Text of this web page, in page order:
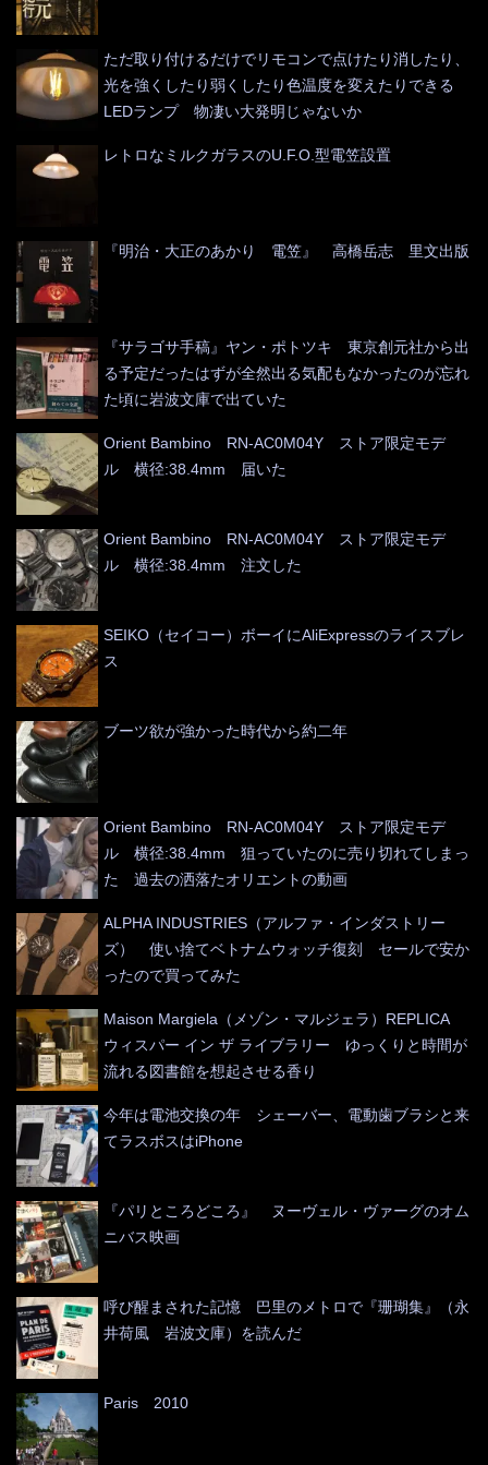
ただ取り付けるだけでリモコンで点けたり消したり、
光を強くしたり弱くしたり色温度を変えたりできる
LEDランプ 物凄い大発明じゃないか
レトロなミルクガラスのU.F.O.型電笠設置
『明治・大正のあかり 電笠』 高橋岳志 里文出版
『サラゴサ手稿』ヤン・ポトツキ 東京創元社から出
る予定だったはずが全然出る気配もなかったのが忘れ
た頃に岩波文庫で出ていた
Orient Bambino RN-AC0M04Y ストア限定モデ
ル 横径:38.4mm 届いた
Orient Bambino RN-AC0M04Y ストア限定モデ
ル 横径:38.4mm 注文した
SEIKO（セイコー）ボーイにAliExpressのライスブレ
ス
ブーツ欲が強かった時代から約二年
Orient Bambino RN-AC0M04Y ストア限定モデ
ル 横径:38.4mm 狙っていたのに売り切れてしまっ
た 過去の洒落たオリエントの動画
ALPHA INDUSTRIES（アルファ・インダストリー
ズ） 使い捨てベトナムウォッチ復刻 セールで安か
ったので買ってみた
Maison Margiela（メゾン・マルジェラ）REPLICA
ウィスパー イン ザ ライブラリー ゆっくりと時間が
流れる図書館を想起させる香り
今年は電池交換の年 シェーバー、電動歯ブラシと来
てラスボスはiPhone
『パリところどころ』 ヌーヴェル・ヴァーグのオム
ニバス映画
呼び醒まされた記憶 巴里のメトロで『珊瑚集』（永
井荷風 岩波文庫）を読んだ
Paris 2010